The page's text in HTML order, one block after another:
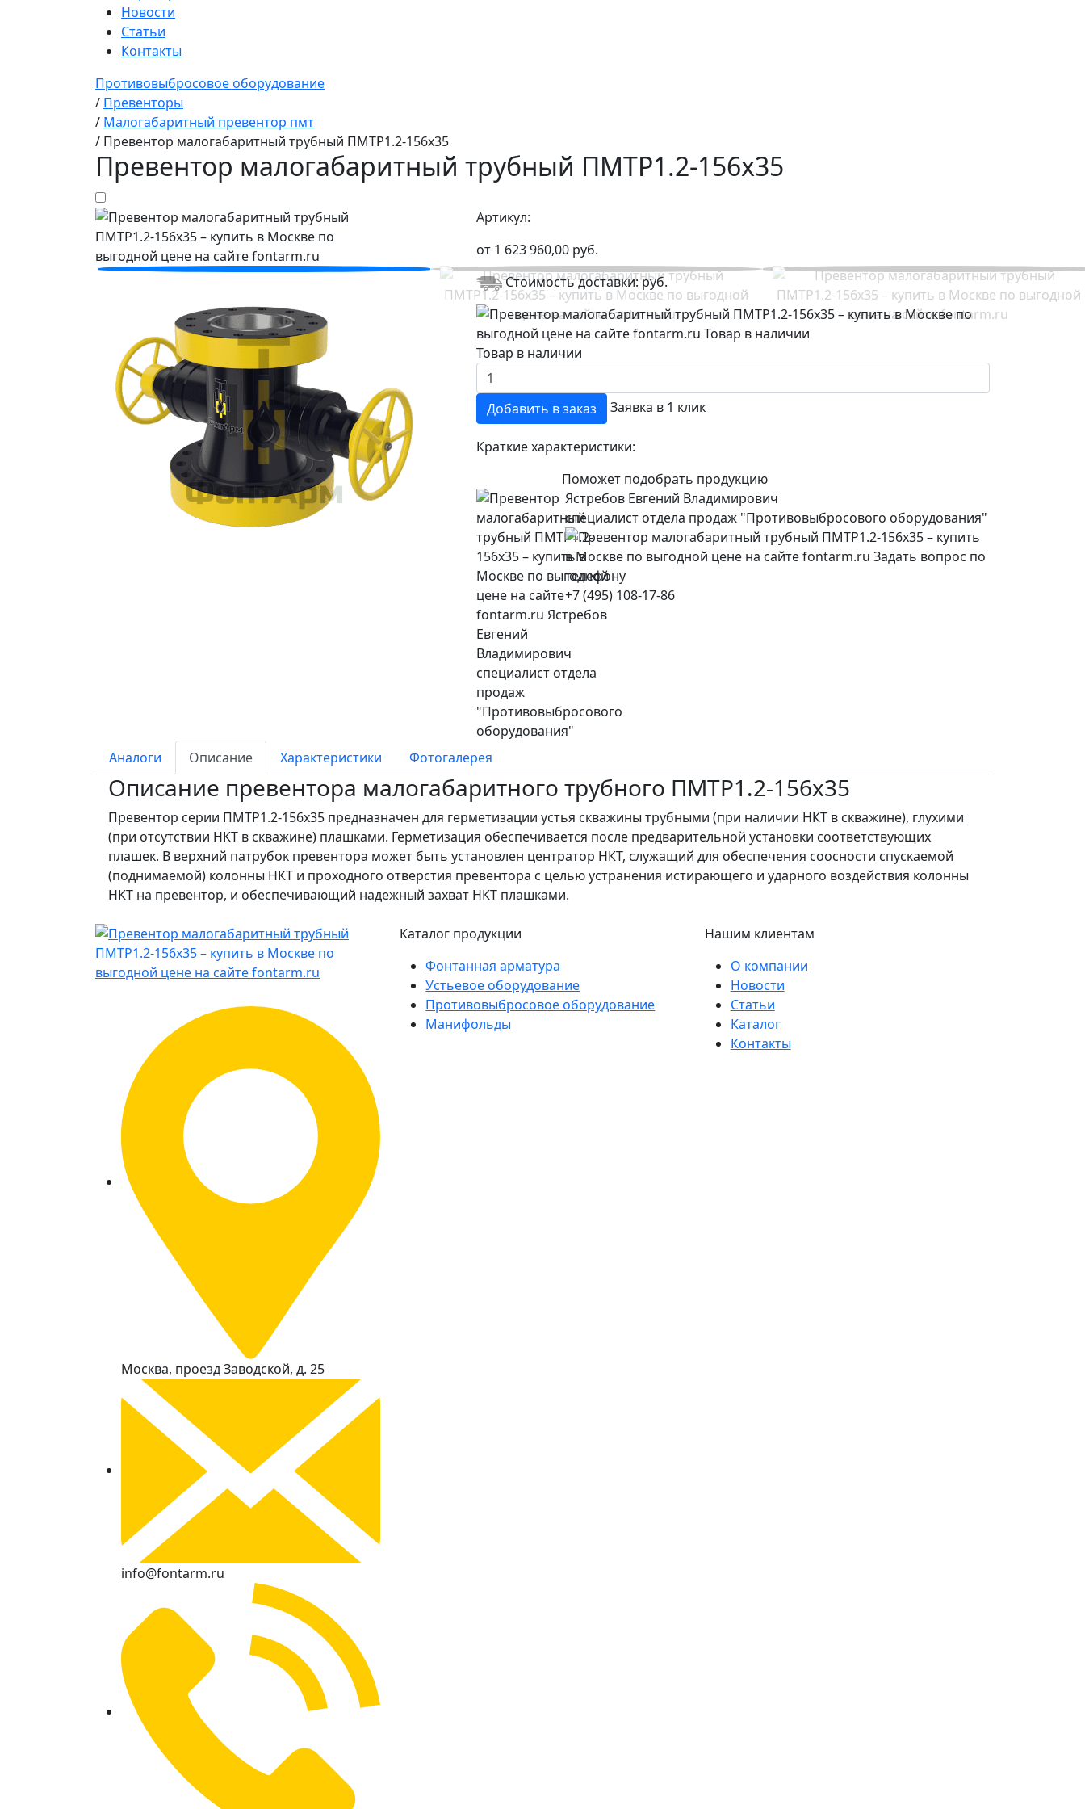
Новости
Статьи
Контакты
Противовыбросовое оборудование
/ Превенторы
/ Малогабаритный превентор пмт
/ Превентор малогабаритный трубный ПМТР1.2-156х35
Превентор малогабаритный трубный ПМТР1.2-156х35
Артикул:
от 1 623 960,00руб.
Стоимость доставки:руб.
Товар в наличии
Добавить в заказ Заявка в 1 клик
Краткие характеристики:
Поможет подобрать продукцию
Ястребов Евгений Владимирович
специалист отдела продаж "Противовыбросового оборудования"
+7 (495) 108-17-86
Аналоги Описание Характеристики Фотогалерея
Описание превентора малогабаритного трубного ПМТР1.2-156х35
Превентор серии ПМТР1.2-156х35 предназначен для герметизации устья скважины трубными (при наличии НКТ в скважине), глухими
(при отсутствии НКТ в скважине) плашками. Герметизация обеспечивается после предварительной установки соответствующих
плашек. В верхний патрубок превентора может быть установлен центратор НКТ, служащий для обеспечения соосности спускаемой
(поднимаемой) колонны НКТ и проходного отверстия превентора с целью устранения истирающего и ударного воздействия колонны
НКТ на превентор, и обеспечивающий надежный захват НКТ плашками.
Москва, проезд Заводской, д. 25
info@fontarm.ru
Каталог продукции
Фонтанная арматура
Устьевое оборудование
Противовыбросовое оборудование
Манифольды
Нашим клиентам
О компании
Новости
Статьи
Каталог
Контакты